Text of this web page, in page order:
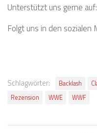
Unterstützt uns gerne auf:
Folgt uns in den sozialen
Schlagwörter: Backlash
Rezension
WWE WWF